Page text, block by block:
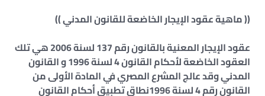
(( ماهية عقود الإيجار الخاضعة للقانون المدني ))
عقود الإيجار المعنية بالقانون رقم 137 لسنة 2006 هي تلك
العقود الخاضعة لأحكام القانون 4 لسنة 1996 و القانون
المدني وقد عالج المشرع المصري في المادة الأولى من
القانون رقم 4 لسنة 1996نطاق تطبيق أحكام القانون